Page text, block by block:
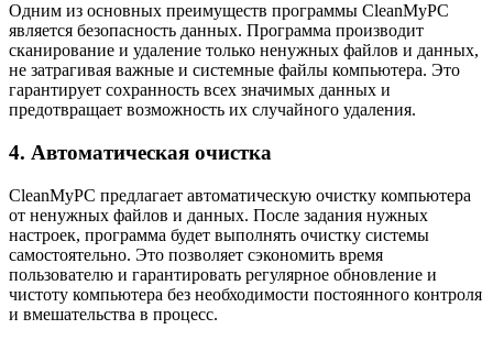
Одним из основных преимуществ программы CleanMyPC
является безопасность данных. Программа производит
сканирование и удаление только ненужных файлов и данных,
не затрагивая важные и системные файлы компьютера. Это
гарантирует сохранность всех значимых данных и
предотвращает возможность их случайного удаления.
4. Автоматическая очистка
CleanMyPC предлагает автоматическую очистку компьютера
от ненужных файлов и данных. После задания нужных
настроек, программа будет выполнять очистку системы
самостоятельно. Это позволяет сэкономить время
пользователю и гарантировать регулярное обновление и
чистоту компьютера без необходимости постоянного контроля
и вмешательства в процесс.